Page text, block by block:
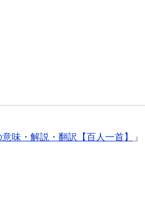
味・解説・翻訳【百人一首】 」